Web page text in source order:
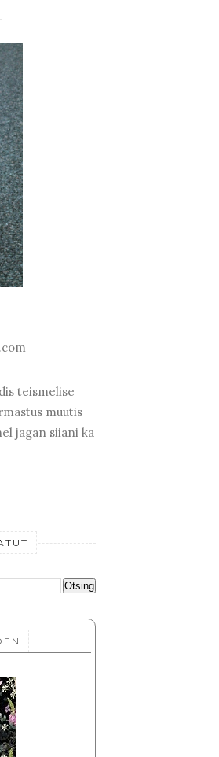
teismelise
muutis
jagan siiani ka